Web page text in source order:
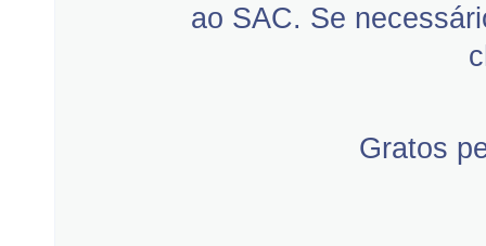
ao SAC. Se
Gratos